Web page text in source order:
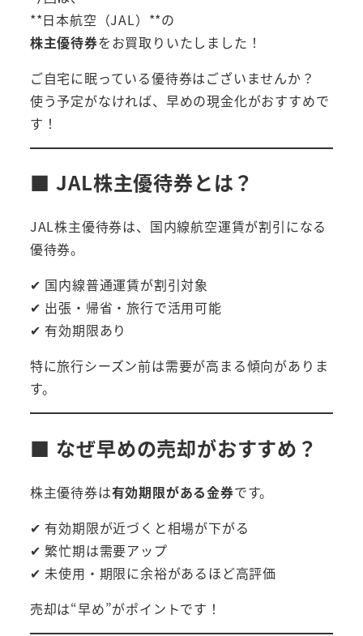
**日本航空（JAL）**の
株主優待券をお買取りいたしました！
ご自宅に眠っている優待券はございませんか？
使う予定がなければ、早めの現金化がおすすめで
す！
■ JAL株主優待券とは？
JAL株主優待券は、国内線航空運賃が割引になる
優待券。
✔ 国内線普通運賃が割引対象
✔ 出張・帰省・旅行で活用可能
✔ 有効期限あり
特に旅行シーズン前は需要が高まる傾向がありま
す。
■ なぜ早めの売却がおすすめ？
株主優待券は有効期限がある金券です。
✔ 有効期限が近づくと相場が下がる
✔ 繁忙期は需要アップ
✔ 未使用・期限に余裕があるほど高評価
売却は“早め”がポイントです！